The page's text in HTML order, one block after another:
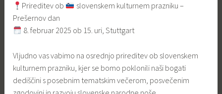
Prireditev ob
slovenskem kulturnem prazniku –
Prešernov dan
8. februar 2025 ob 15. uri, Stuttgart
Vljudno vas vabimo na osrednjo prireditev ob slovenskem
kulturnem prazniku, kjer se bomo poklonili naši bogati
dediščini s posebnim tematskim večerom, posvečenim